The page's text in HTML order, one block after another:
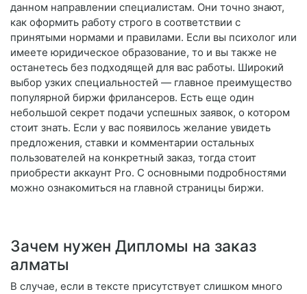
данном направлении специалистам. Они точно знают,
как оформить работу строго в соответствии с
принятыми нормами и правилами. Если вы психолог или
имеете юридическое образование, то и вы также не
останетесь без подходящей для вас работы. Широкий
выбор узких специальностей — главное преимущество
популярной биржи фрилансеров. Есть еще один
небольшой секрет подачи успешных заявок, о котором
стоит знать. Если у вас появилось желание увидеть
предложения, ставки и комментарии остальных
пользователей на конкретный заказ, тогда стоит
приобрести аккаунт Pro. С основными подробностями
можно ознакомиться на главной страницы биржи.
Зачем нужен Дипломы на заказ
алматы
В случае, если в тексте присутствует слишком много